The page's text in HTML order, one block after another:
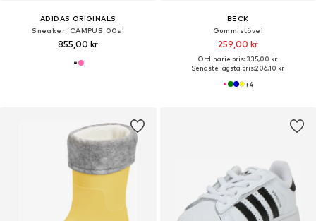
ADIDAS ORIGINALS
Sneaker 'CAMPUS 00s'
855,00 kr
BECK
Gummistövel
259,00 kr
Ordinarie pris: 335,00 kr
Senaste lägsta pris:206,10 kr
+4